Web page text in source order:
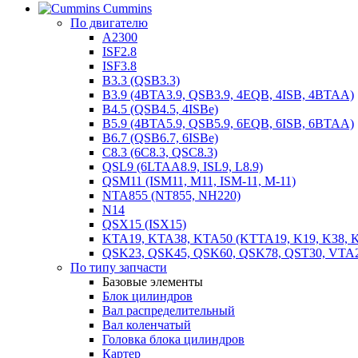
Cummins
По двигателю
A2300
ISF2.8
ISF3.8
B3.3 (QSB3.3)
B3.9 (4BTA3.9, QSB3.9, 4EQB, 4ISB, 4BTAA)
B4.5 (QSB4.5, 4ISBe)
B5.9 (4BTA5.9, QSB5.9, 6EQB, 6ISB, 6BTAA)
B6.7 (QSB6.7, 6ISBe)
C8.3 (6C8.3, QSC8.3)
QSL9 (6LTAA8.9, ISL9, L8.9)
QSM11 (ISM11, M11, ISM-11, M-11)
NTA855 (NT855, NH220)
N14
QSX15 (ISX15)
KTA19, KTA38, KTA50 (KTTA19, K19, K38,
QSK23, QSK45, QSK60, QSK78, QST30,
По типу запчасти
Базовые элементы
Блок цилиндров
Вал распределительный
Вал коленчатый
Головка блока цилиндров
Картер